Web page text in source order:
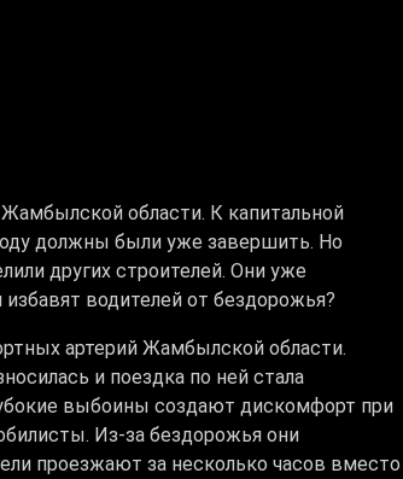
области. К капитальной
должны были уже завершить. Но
других строителей. Они уже
водителей от бездорожья?
артерий Жамбылской области.
и поездка по ней стала
выбоины создают дискомфорт при
Из-за бездорожья они
проезжают за несколько часов вместо